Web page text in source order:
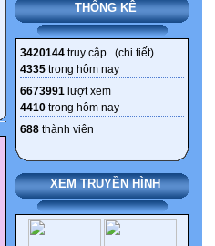
THỐNG KÊ
3420144 truy cập (chi tiết)
4335 trong hôm nay
6673991 lượt xem
4410 trong hôm nay
688 thành viên
XEM TRUYỀN HÌNH